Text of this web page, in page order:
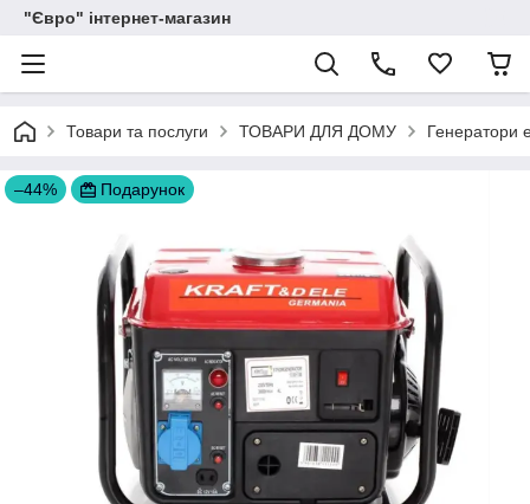
"Євро" інтернет-магазин
Товари та послуги ТОВАРИ ДЛЯ ДОМУ Генератори
–44% Подарунок